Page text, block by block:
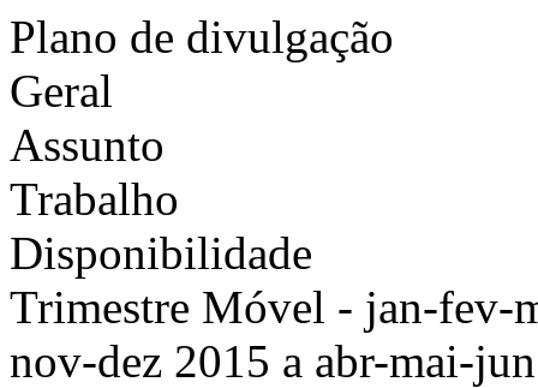
Plano de divulgação
Geral
Assunto
Trabalho
Disponibilidade
Trimestre Móvel - jan-fev-
nov-dez 2015 a abr-mai-